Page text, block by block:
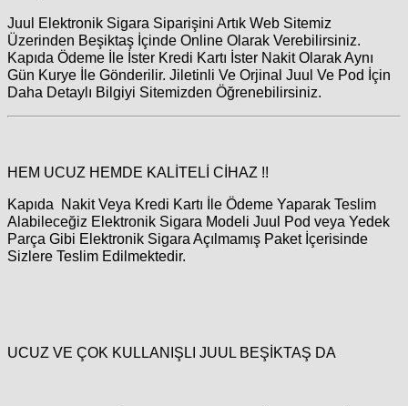
Juul Elektronik Sigara Siparişini Artık Web Sitemiz
Üzerinden Beşiktaş İçinde Online Olarak Verebilirsiniz.
Kapıda Ödeme İle İster Kredi Kartı İster Nakit Olarak Aynı
Gün Kurye İle Gönderilir. Jiletinli Ve Orjinal Juul Ve Pod İçin
Daha Detaylı Bilgiyi Sitemizden Öğrenebilirsiniz.
HEM UCUZ HEMDE KALİTELİ CİHAZ !!
Kapıda Nakit Veya Kredi Kartı İle Ödeme Yaparak Teslim
Alabileceğiz Elektronik Sigara Modeli Juul Pod veya Yedek
Parça Gibi Elektronik Sigara Açılmamış Paket İçerisinde
Sizlere Teslim Edilmektedir.
UCUZ VE ÇOK KULLANIŞLI JUUL BEŞİKTAŞ DA